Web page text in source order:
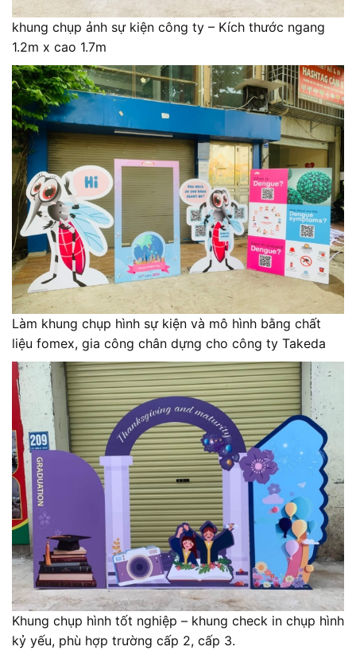
khung chụp ảnh sự kiện công ty – Kích thước ngang
1.2m x cao 1.7m
Làm khung chụp hình sự kiện và mô hình bằng chất
liệu fomex, gia công chân dựng cho công ty Takeda
Khung chụp hình tốt nghiệp – khung check in chụp hình
kỷ yếu, phù hợp trường cấp 2, cấp 3.